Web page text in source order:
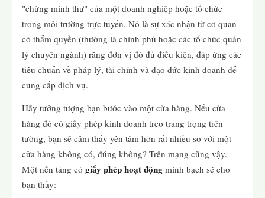
"chứng minh thư" của một doanh nghiệp hoặc tổ chức
trong môi trường trực tuyến. Nó là sự xác nhận từ cơ quan
có thẩm quyền (thường là chính phủ hoặc các tổ chức quản
lý chuyên ngành) rằng đơn vị đó đủ điều kiện, đáp ứng các
tiêu chuẩn về pháp lý, tài chính và đạo đức kinh doanh để
cung cấp dịch vụ.
Hãy tưởng tượng bạn bước vào một cửa hàng. Nếu cửa
hàng đó có giấy phép kinh doanh treo trang trọng trên
tường, bạn sẽ cảm thấy yên tâm hơn rất nhiều so với một
cửa hàng không có, đúng không? Trên mạng cũng vậy.
Một nền tảng có giấy phép hoạt động minh bạch sẽ cho
bạn thấy: